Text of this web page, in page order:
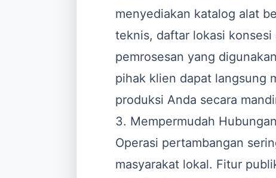
menyediakan katalog alat
teknis, daftar lokasi
pemrosesan yang
pihak klien dapat langsung
produksi Anda secara
3. Mempermudah
Operasi pertambangan
masyarakat lokal. Fitur